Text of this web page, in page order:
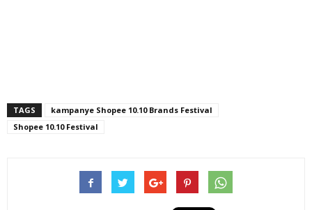
TAGS
kampanye Shopee 10.10 Brands Festival
Shopee 10.10 Festival